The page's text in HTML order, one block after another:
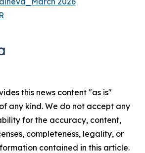
this news content "as is"
any kind. We do not accept any
for the accuracy, content,
completeness, legality, or
contained in this article.